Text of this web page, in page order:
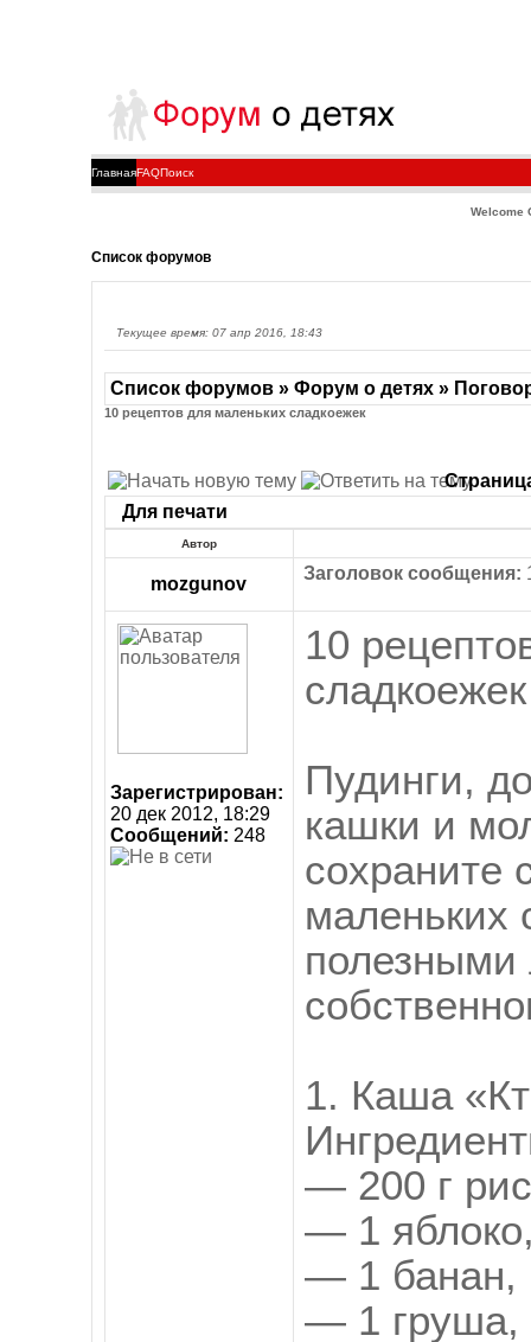
ГлавнаяFAQПоиск
Welcome
Список форумов
Текущее время: 07 апр 2016, 18:43
Список форумов » Форум о детях »
10 рецептов для маленьких сладкоежек
Для печати
Автор
mozgunov
Заголовок сообщения:
Зарегистрирован:
20 дек 2012, 18:29
Сообщений: 248
10
сладкоежек
Пудинги,
кашки и
сохраните
маленьких
полезными
1. Каша
— 200 г
— 1
— 1 банан,
— 1 груша,